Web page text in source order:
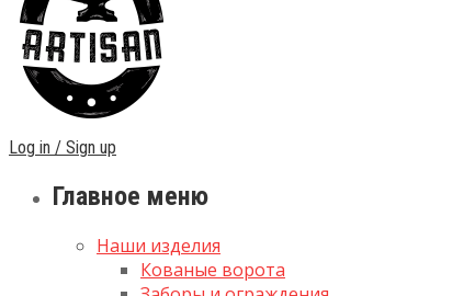
Log in / Sign up
Главное меню
Наши изделия
Кованые ворота